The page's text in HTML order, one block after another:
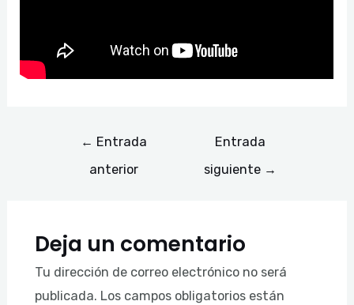
← Entrada
anterior
Entrada
siguiente →
Deja un comentario
Tu dirección de correo electrónico no será
publicada. Los campos obligatorios están